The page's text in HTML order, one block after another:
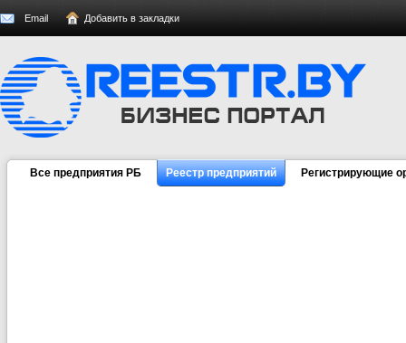
Email Добавить в закладки
Все предприятия РБ Реестр предприятий Регистрирующие